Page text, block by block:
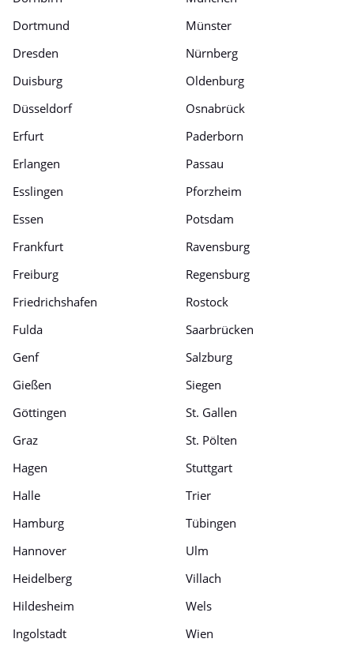
Dortmund
Dresden
Duisburg
Düsseldorf
Erfurt
Erlangen
Esslingen
Essen
Frankfurt
Freiburg
Friedrichshafen
Fulda
Genf
Gießen
Göttingen
Graz
Hagen
Halle
Hamburg
Hannover
Heidelberg
Hildesheim
Ingolstadt
Münster
Nürnberg
Oldenburg
Osnabrück
Paderborn
Passau
Pforzheim
Potsdam
Ravensburg
Regensburg
Rostock
Saarbrücken
Salzburg
Siegen
St. Gallen
St. Pölten
Stuttgart
Trier
Tübingen
Ulm
Villach
Wels
Wien